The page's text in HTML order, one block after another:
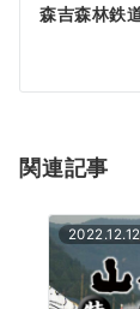
ゲ
シ
ン
森吉森林鉄
関連記事
2022.12.12